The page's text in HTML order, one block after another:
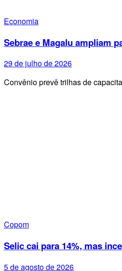
Economia
Sebrae e Magalu ampliam
29 de julho de 2026
Convênio prevê trilhas de
Copom
Selic cai para 14%, mas
5 de agosto de 2026